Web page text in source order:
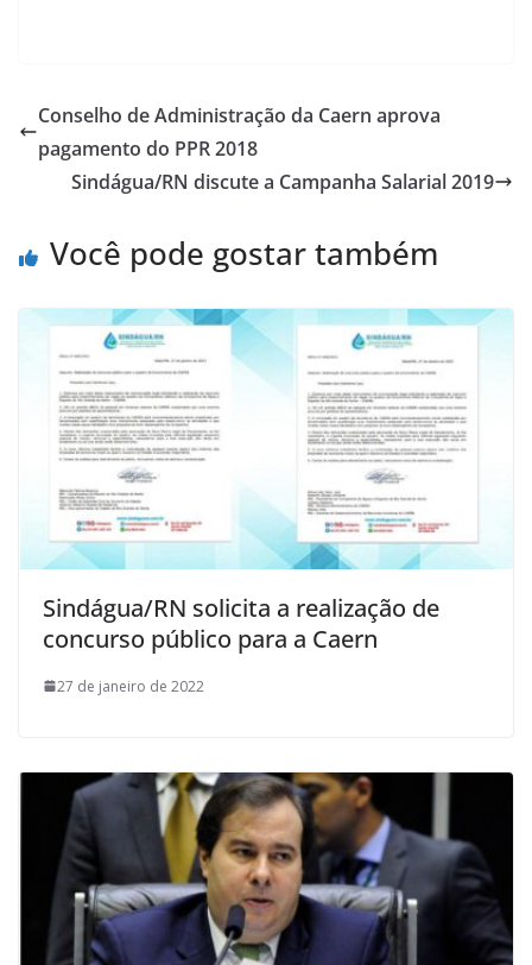
Conselho de Administração da Caern aprova
pagamento do PPR 2018
Sindágua/RN discute a Campanha Salarial 2019
Você pode gostar também
Sindágua/RN solicita a realização de
concurso público para a Caern
27 de janeiro de 2022